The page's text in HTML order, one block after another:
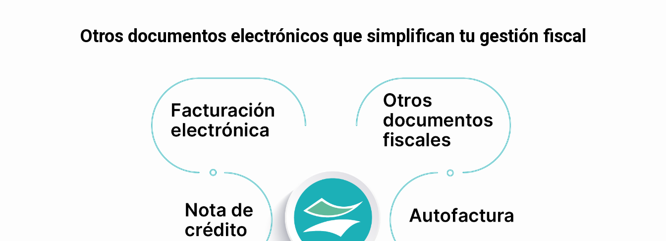
Otros documentos electrónicos que simplifican tu gestión fiscal